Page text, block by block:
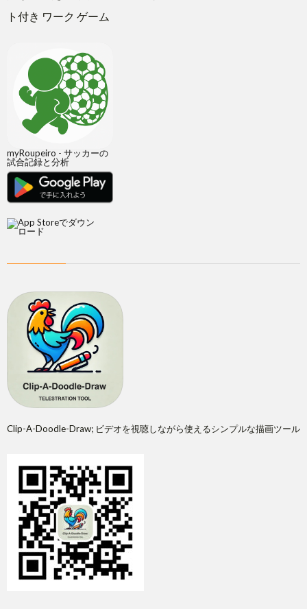
ト付き ワーク ゲーム
myRoupeiro - サッカーの
試合記録と分析
Clip-A-Doodle-Draw; ビデオを視聴しながら使えるシンプルな描画ツール